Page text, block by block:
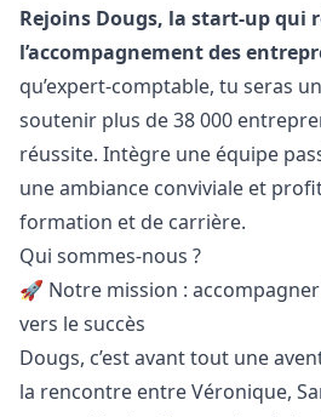
Description
Rejoins Dougs, la start-up qui
l’accompagnement des
qu’expert-comptable, tu seras
soutenir plus de 38 000
réussite. Intègre une équipe
une ambiance conviviale et
formation et de carrière.
Qui sommes-nous ?
🚀 Notre mission :
vers le succès
Dougs, c’est avant tout une
la rencontre entre Véronique,